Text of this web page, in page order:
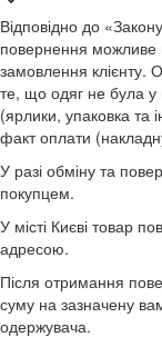
Відповідно до
повернення можливе
замовлення клієнту.
те, що одяг не була у
(ярлики, упаковка та
факт оплати
У разі обміну та
покупцем.
У місті Києві товар
адресою.
Після отримання
суму на зазначену
одержувача.